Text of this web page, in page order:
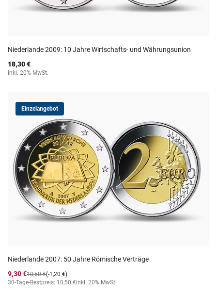
Niederlande 2009: 10 Jahre Wirtschafts- und Währungsunion
18,30 €
inkl. 20% MwSt.
Einzelangebot
Niederlande 2007: 50 Jahre Römische Verträge
9,30 €
(-1,20 €)
10,50 €
30-Tage-Bestpreis: 10,50 €inkl. 20% MwSt.